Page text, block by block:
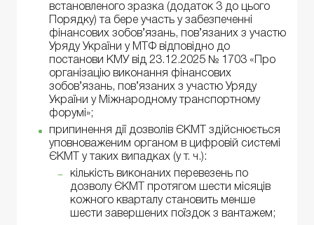
встановленого зразка (додаток 3 до цього
Порядку) та бере участь у забезпеченні
фінансових зобов’язань, пов’язаних з участю
Уряду України у МТФ відповідно до
постанови КМУ від 23.12.2025 № 1703 «Про
організацію виконання фінансових
зобов’язань, пов’язаних з участю Уряду
України у Міжнародному транспортному
форумі»;
припинення дії дозволів ЄКМТ здійснюється
уповноваженим органом в цифровій системі
ЄКМТ у таких випадках (у т. ч.):
кількість виконаних перевезень по
дозволу ЄКМТ протягом шести місяців
кожного кварталу становить менше
шести завершених поїздок з вантажем;